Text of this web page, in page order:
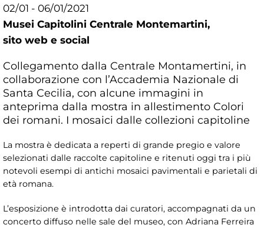
02/01 - 06/01/2021
Musei Capitolini Centrale Montemartini,
sito web e social
Collegamento dalla Centrale Montamertini, in
collaborazione con l’Accademia Nazionale di
Santa Cecilia, con alcune immagini in
anteprima dalla mostra in allestimento Colori
dei romani. I mosaici dalle collezioni capitoline
La mostra è dedicata a reperti di grande pregio e valore
selezionati dalle raccolte capitoline e ritenuti oggi tra i più
notevoli esempi di antichi mosaici pavimentali e parietali di
età romana.
L’esposizione è introdotta dai curatori, accompagnati da un
concerto diffuso nelle sale del museo, con Adriana Ferreira